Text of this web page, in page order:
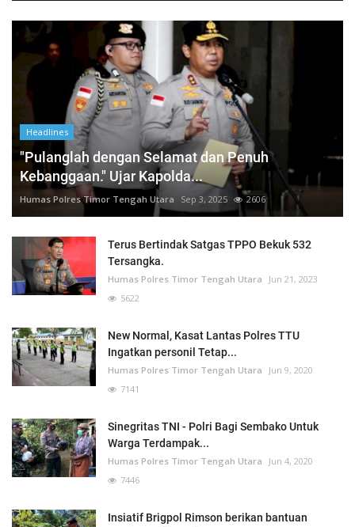
Headlines
"Pulanglah dengan Selamat dan Penuh
Kebanggaan." Ujar Kapolda...
Humas Polres Timor Tengah Utara Sep 3, 2025 2606
Terus Bertindak Satgas TPPO Bekuk 532
Tersangka.
Humas Polres Timor Tengah Utara
Jun 21, 2023
5622
New Normal, Kasat Lantas Polres TTU
Ingatkan personil Tetap...
Humas Polres Timor Tengah Utara
Jun 9, 2020
7141
Sinegritas TNI - Polri Bagi Sembako Untuk
Warga Terdampak...
Humas Polres Timor Tengah Utara
Jun 4, 2020
7446
Insiatif Brigpol Rimson berikan bantuan